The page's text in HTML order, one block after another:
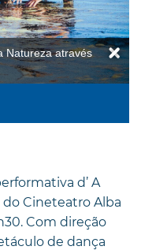
Natureza através
d’ A
do Cineteatro Alba
Com direção
de dança